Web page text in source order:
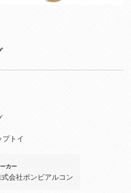
プトイ
カー
式会社ボンビアルコン